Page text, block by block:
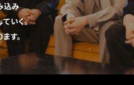
込み
いく。
す。